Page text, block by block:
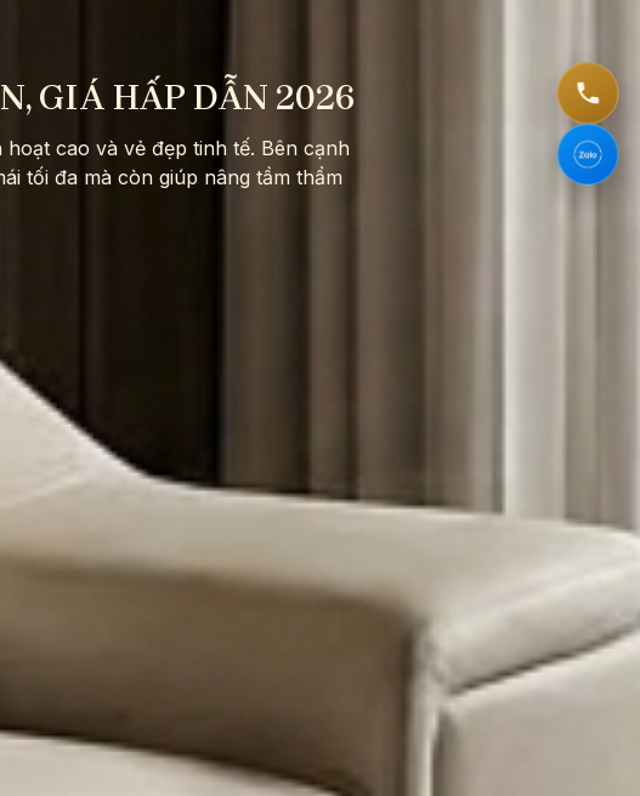
GIÁ HẤP DẪN 2026
cao và vẻ đẹp tinh tế. Bên cạnh
tối đa mà còn giúp nâng tầm thẩm